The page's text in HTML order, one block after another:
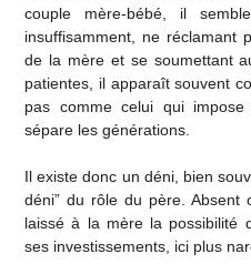
couple mère-bébé, il
insuffisamment, ne
de la mère et se soumettant
patientes, il apparaît souvent
pas comme celui qui
sépare les générations.
Il existe donc un déni, bien
déni” du rôle du père.
laissé à la mère la possibilité
ses investissements, ici plus